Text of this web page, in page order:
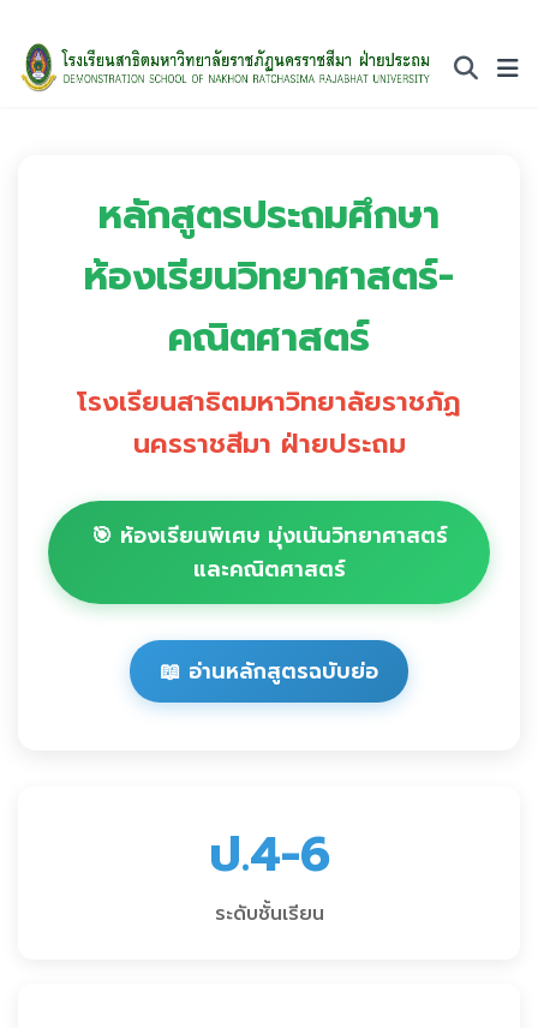
หลักสูตรประถมศึกษา
ห้องเรียนวิทยาศาสตร์-
คณิตศาสตร์
โรงเรียนสาธิตมหาวิทยาลัยราชภัฏ
นครราชสีมา ฝ่ายประถม
🎯 ห้องเรียนพิเศษ มุ่งเน้นวิทยาศาสตร์
และคณิตศาสตร์
📖 อ่านหลักสูตรฉบับย่อ
ป.4-6
ระดับชั้นเรียน